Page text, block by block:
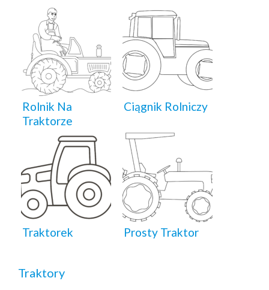
Rolnik Na
Traktorze
Ciągnik Rolniczy
Traktorek Prosty Traktor
Traktory